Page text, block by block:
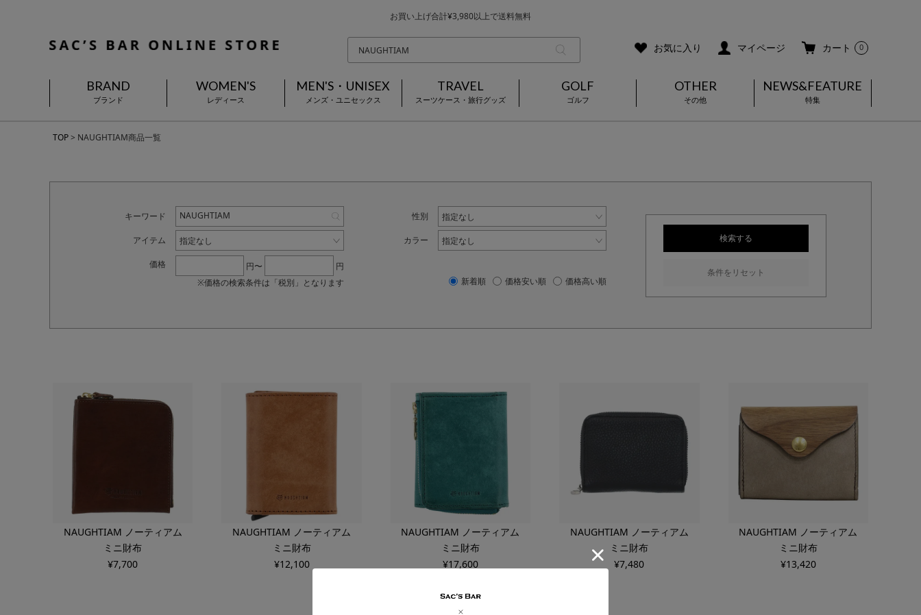
お買い上げ合計¥3,980以上で送料無料
当日～翌営業日を目安に順次発送（一部お取り寄せ商品を除く）
お気に入り マイページ カート 0
BRAND
ブランド
WOMEN'S
レディース
MEN'S・UNISEX
メンズ・ユニセックス
TRAVEL
スーツケース・旅行グッズ
GOLF
ゴルフ
OTHER
その他
NEWS&FEATURE
特集
TOP NAUGHTIAM商品一覧
キーワード 性別 指定なし
アイテム 指定なし カラー
指定なし
価格
円〜
円
※価格の検索条件は「税別」となります
新着順 価格安い順 価格高い順
検索する
条件をリセット
NAUGHTIAM ノーティアム
ミニ財布
¥7,700
NAUGHTIAM ノーティアム
ミニ財布
¥12,100
NAUGHTIAM ノーティアム
ミニ財布
¥17,600
NAUGHTIAM ノーティアム
ミニ財布
¥7,480
NAUGHTIAM ノーティアム
ミニ財布
¥13,420